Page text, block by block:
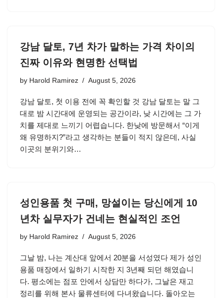
강남 달토, 7년 차가 말하는 가격 차이의
진짜 이유와 현명한 선택법
by Harold Ramirez August 5, 2026
강남 달토, 첫 이용 전에 꼭 확인할 것 강남 달토는 말 그
대로 밤 시간대에 운영되는 공간이라, 낮 시간에는 그 가
치를 제대로 느끼기 어렵습니다. 한낮에 방문해서 “이게
왜 유명하지?”라고 생각하는 분들이 적지 않은데, 사실
이곳의 분위기와…
성인용품 첫 구매, 망설이는 당신에게 10
년차 실무자가 건네는 현실적인 조언
by Harold Ramirez August 5, 2026
그날 밤, 나는 계산대 앞에서 20분을 서성였다 제가 성인
용품 매장에서 일하기 시작한 지 3년째 되던 해였습니
다. 평소에는 점포 안에서 상담만 하다가, 그날은 재고
정리를 위해 본사 물류센터에 다녀왔습니다. 돌아오는